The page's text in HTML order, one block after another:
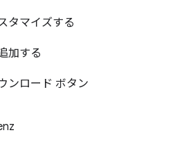
タマイズする
加する
ンロード ボタン